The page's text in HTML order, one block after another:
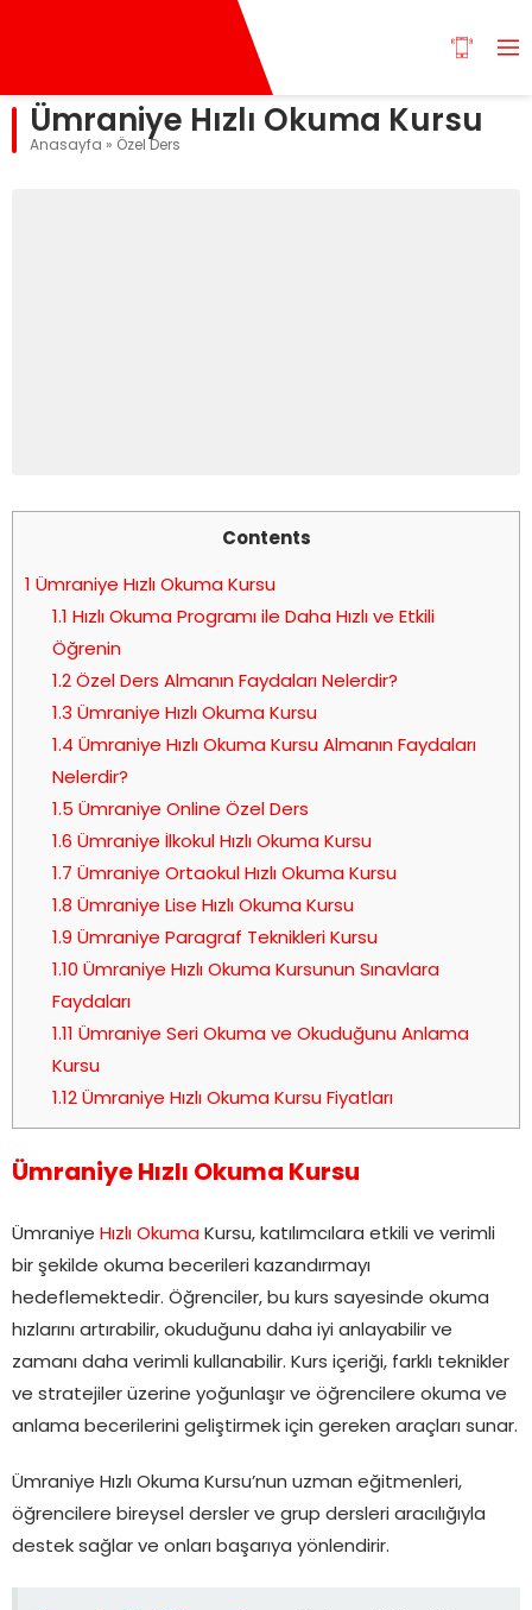
Ümraniye Hızlı Okuma Kursu
Anasayfa » Özel Ders
Contents
1 Ümraniye Hızlı Okuma Kursu
1.1 Hızlı Okuma Programı ile Daha Hızlı ve Etkili
Öğrenin
1.2Özel Ders Almanın Faydaları Nelerdir?
1.3 Ümraniye Hızlı Okuma Kursu
1.4 Ümraniye Hızlı Okuma Kursu Almanın Faydaları
Nelerdir?
1.5 Ümraniye Online Özel Ders
1.6 Ümraniye İlkokul Hızlı Okuma Kursu
1.7 Ümraniye Ortaokul Hızlı Okuma Kursu
1.8 Ümraniye Lise Hızlı Okuma Kursu
1.9 Ümraniye Paragraf Teknikleri Kursu
1.10 Ümraniye Hızlı Okuma Kursunun Sınavlara
Faydaları
1.11 Ümraniye Seri Okuma ve Okuduğunu Anlama
Kursu
1.12Ümraniye Hızlı Okuma Kursu Fiyatları
Ümraniye Hızlı Okuma Kursu
Ümraniye Hızlı Okuma Kursu, katılımcılara etkili ve verimli
bir şekilde okuma becerileri kazandırmayı
hedeflemektedir. Öğrenciler, bu kurs sayesinde okuma
hızlarını artırabilir, okuduğunu daha iyi anlayabilir ve
zamanı daha verimli kullanabilir. Kurs içeriği, farklı teknikler
ve stratejiler üzerine yoğunlaşır ve öğrencilere okuma ve
anlama becerilerini geliştirmek için gereken araçları sunar.
Ümraniye Hızlı Okuma Kursu’nun uzman eğitmenleri,
öğrencilere bireysel dersler ve grup dersleri aracılığıyla
destek sağlar ve onları başarıya yönlendirir.